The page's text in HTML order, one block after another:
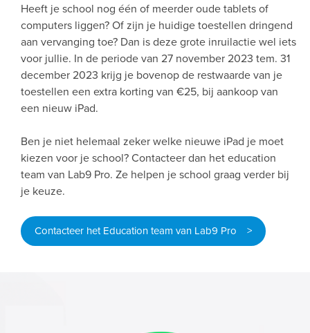
Heeft je school nog één of meerder oude tablets of
computers liggen? Of zijn je huidige toestellen dringend
aan vervanging toe? Dan is deze grote inruilactie wel iets
voor jullie. In de periode van 27 november 2023 tem. 31
december 2023 krijg je bovenop de restwaarde van je
toestellen een extra korting van €25, bij aankoop van
een nieuw iPad.
Ben je niet helemaal zeker welke nieuwe iPad je moet
kiezen voor je school? Contacteer dan het education
team van Lab9 Pro. Ze helpen je school graag verder bij
je keuze.
Contacteer het Education team van Lab9 Pro >